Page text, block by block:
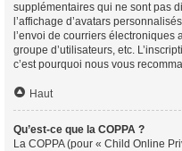
supplémentaires qui ne sont pas
l’affichage d’avatars
l’envoi de courriers électroniques
groupe d’utilisateurs, etc.
c’est pourquoi nous vous
Haut
Qu’est-ce que la COPPA ?
La COPPA (pour « Child Online